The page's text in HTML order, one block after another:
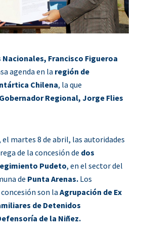
Nacionales, Francisco Figueroa
agenda en la región de
Chilena, la que
Gobernador Regional, Jorge Flies
martes 8 de abril, las autoridades
de la concesión de dos
Pudeto, en el sector del
de Punta Arenas. Los
son la Agrupación de Ex
de Detenidos
de la Niñez.